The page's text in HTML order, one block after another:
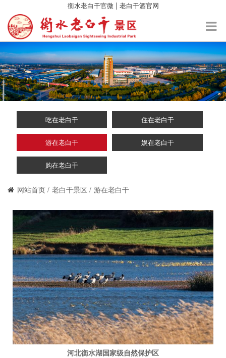
衡水老白干官微 | 老白干酒官网
吃在老白干 住在老白干
游在老白干 娱在老白干
购在老白干
网站首页 老白干景区 游在老白干
河北衡水湖国家级自然保护区